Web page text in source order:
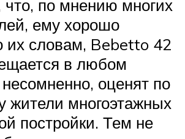
что, по мнению многих
ему хорошо
их словам, Bebetto 42
в любом
оценят по
жители многоэтажных
постройки. Тем не